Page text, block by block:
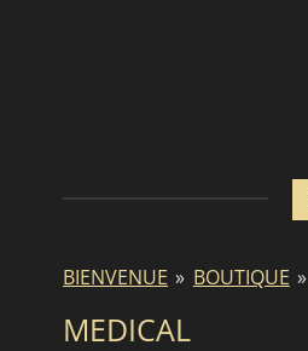
BIENVENUE » BOUTIQUE »
MEDICAL